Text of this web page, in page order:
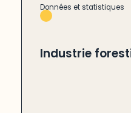
Données et statistiques
Industrie